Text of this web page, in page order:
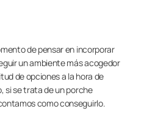
de pensar en incorporar
un ambiente más acogedor
de opciones a la hora de
si se trata de un porche
como conseguirlo.